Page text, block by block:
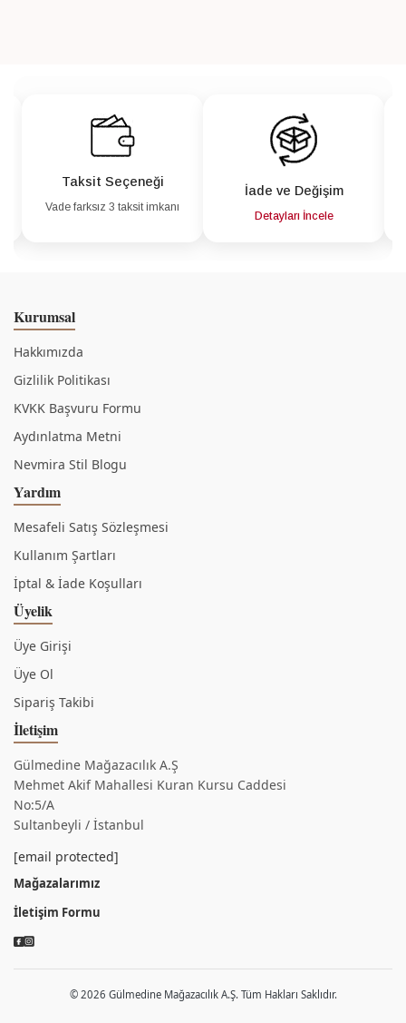
Taksit Seçeneği
Vade farksız 3 taksit imkanı
İade ve Değişim
Detayları İncele
Kurumsal
Hakkımızda
Gizlilik Politikası
KVKK Başvuru Formu
Aydınlatma Metni
Nevmira Stil Blogu
Yardım
Mesafeli Satış Sözleşmesi
Kullanım Şartları
İptal & İade Koşulları
Üyelik
Üye Girişi
Üye Ol
Sipariş Takibi
İletişim
Gülmedine Mağazacılık A.Ş
Mehmet Akif Mahallesi Kuran Kursu Caddesi
No:5/A
Sultanbeyli / İstanbul
[email protected]
Mağazalarımız
İletişim Formu
© 2026 Gülmedine Mağazacılık A.Ş. Tüm Hakları Saklıdır.